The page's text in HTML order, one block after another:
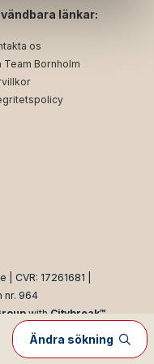
Ändra sökning
länkar:
os
Team Bornholm
CVR: 17261681 |
nr. 964
with Citybreak™
System